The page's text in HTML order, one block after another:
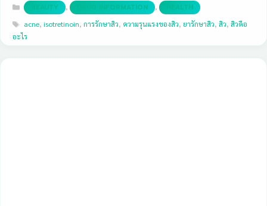
Categories
BEAUTY , DRUG INFORMATION , HEALTH
Tags
acne, isotretinoin,การรักษาสิว, ความรุนแรงของสิว, ยารักษาสิว,สิว,สิวคือ
อะไร